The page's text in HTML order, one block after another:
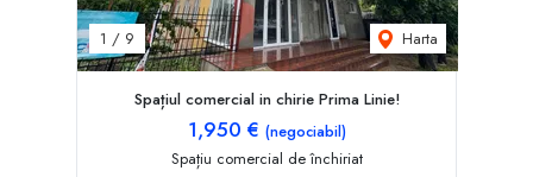
1 / 9 Harta
Spațiul comercial in chirie Prima Linie!
1,950 € (negociabil)
Spațiu comercial de închiriat